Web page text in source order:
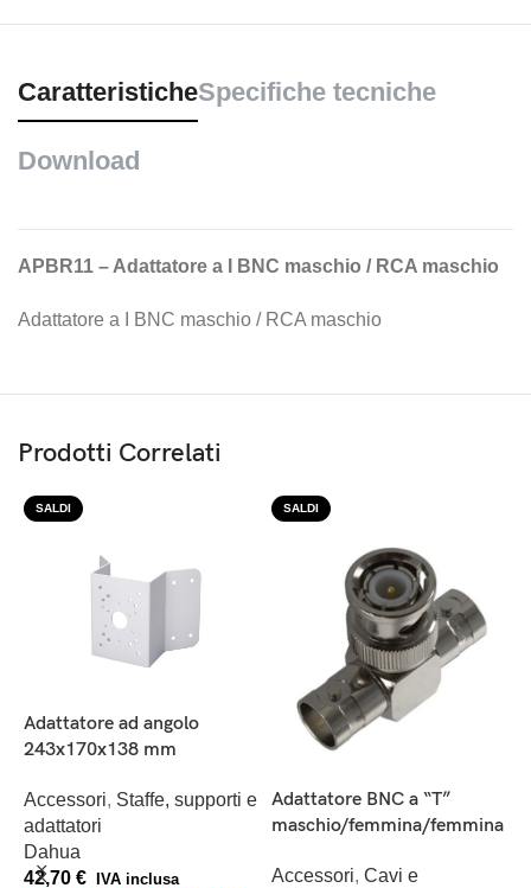
CaratteristicheSpecifiche tecniche
Download
APBR11 – Adattatore a I BNC maschio / RCA maschio
Adattatore a I BNC maschio / RCA maschio
Prodotti Correlati
SALDI
Adattatore ad angolo
243x170x138 mm
Accessori, Staffe, supporti e
adattatori
Dahua
42,70 € IVA inclusa
SALDI
Adattatore BNC a “T”
maschio/femmina/femmina
Accessori, Cavi e